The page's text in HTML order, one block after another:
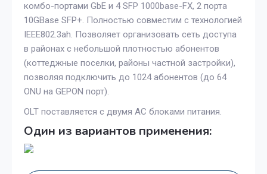
комбо-портами GbE и 4 SFP 1000base-FX, 2 порта
10GBase SFP+. Полностью совместим с технологией
IEEE802.3ah. Позволяет организовать сеть доступа
в районах с небольшой плотностью абонентов
(коттеджные поселки, районы частной застройки),
позволяя подключить до 1024 абонентов (до 64
ONU на GEPON порт).
OLT поставляется с двумя АС блоками питания.
Один из вариантов применения: